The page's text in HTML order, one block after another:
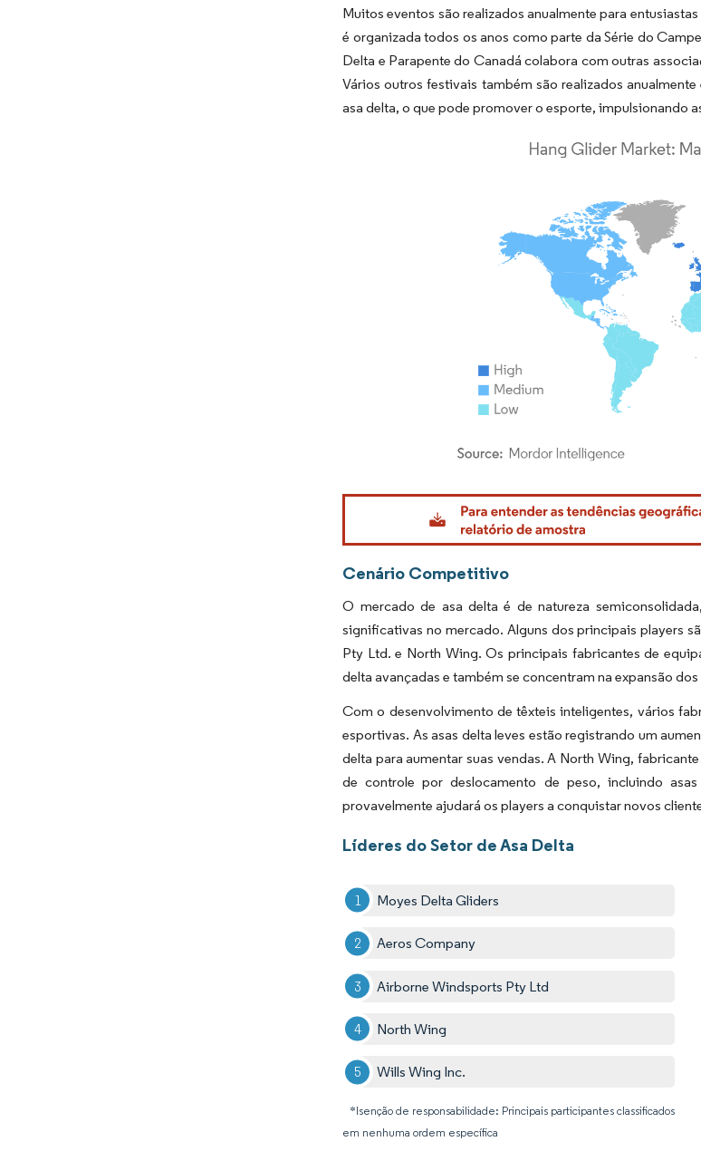
Muitos eventos são realizados anualmente para
é organizada todos os anos como parte da Série do
Delta e Parapente do Canadá colabora com outras
Vários outros festivais também são realizados
asa delta, o que pode promover o esporte, impulsionando
Imagem © Mordor Intelligence. O reuso requer atribuição conforme CC BY
Cenário Competitivo
O mercado de asa delta é de natureza
significativas no mercado. Alguns dos principais players
Pty Ltd. e North Wing. Os principais fabricantes de
delta avançadas e também se concentram na expansão
Com o desenvolvimento de têxteis inteligentes, vários
esportivas. As asas delta leves estão registrando um
delta para aumentar suas vendas. A North Wing,
de controle por deslocamento de peso, incluindo
provavelmente ajudará os players a conquistar novos
Líderes do Setor de Asa Delta
Moyes Delta Gliders
Aeros Company
Airborne Windsports Pty Ltd
North Wing
Wills Wing Inc.
*Isenção de responsabilidade: Principais participantes classificados
em nenhuma ordem específica